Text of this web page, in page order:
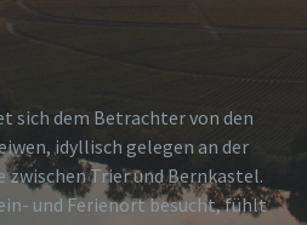
sich dem Betrachter von den
idyllisch gelegen an der
Trier und Bernkastel.
und Ferienort besucht, fühlt